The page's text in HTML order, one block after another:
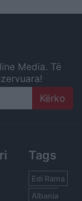
Media. Të
Tags
Edi Rama
Albania